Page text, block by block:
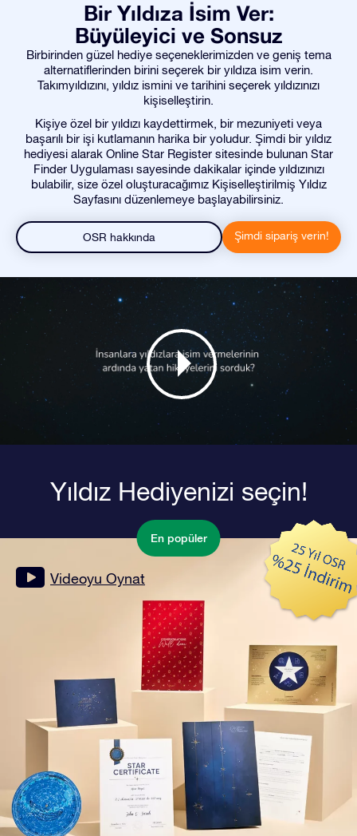
Bir Yıldıza İsim Ver:
Büyüleyici ve Sonsuz
Birbirinden güzel hediye seçeneklerimizden ve geniş tema
alternatiflerinden birini seçerek bir yıldıza isim verin.
Takımyıldızını, yıldız ismini ve tarihini seçerek yıldızınızı
kişiselleştirin.
Kişiye özel bir yıldızı kaydettirmek, bir mezuniyeti veya
başarılı bir işi kutlamanın harika bir yoludur. Şimdi bir yıldız
hediyesi alarak Online Star Register sitesinde bulunan Star
Finder Uygulaması sayesinde dakikalar içinde yıldızınızı
bulabilir, size özel oluşturacağımız Kişiselleştirilmiş Yıldız
Sayfasını düzenlemeye başlayabilirsiniz.
OSR hakkında Şimdi sipariş verin!
Yıldız Hediyenizi seçin!
En popüler
Videoyu Oynat